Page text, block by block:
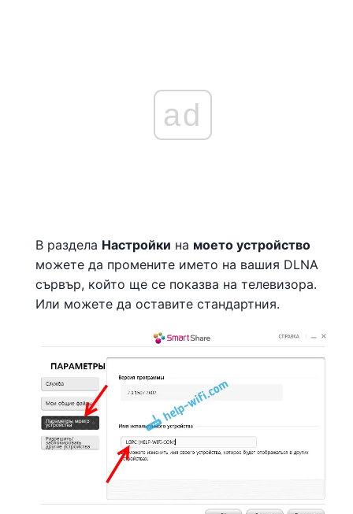
ad
В раздела Настройки на моето устройство
можете да промените името на вашия DLNA
сървър, който ще се показва на телевизора.
Или можете да оставите стандартния.